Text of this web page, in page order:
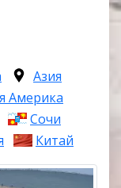
Азия
Америка
Сочи
Китай